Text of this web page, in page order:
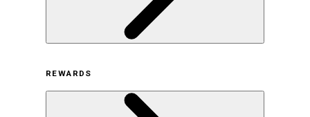
オンラインストア利用規約
プライバシーポリシー
REWARDS